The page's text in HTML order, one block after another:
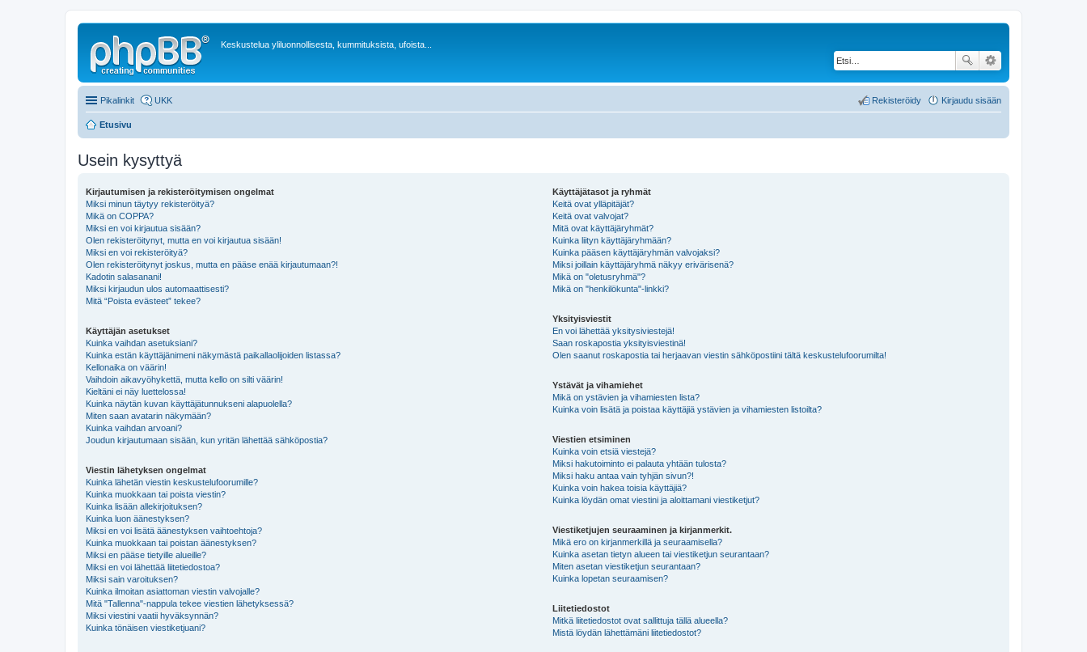
Keskustelua yliluonnollisesta, kummituksista, ufoista...
Pikalinkit UKK Kirjaudu sisään
Rekisteröidy
Etusivu
Usein kysyttyä
Kirjautumisen ja rekisteröitymisen ongelmat
Miksi minun täytyy rekisteröityä?
Mikä on COPPA?
Miksi en voi kirjautua sisään?
Olen rekisteröitynyt, mutta en voi kirjautua sisään!
Miksi en voi rekisteröityä?
Olen rekisteröitynyt joskus, mutta en pääse enää kirjautumaan?!
Kadotin salasanani!
Miksi kirjaudun ulos automaattisesti?
Mitä “Poista evästeet” tekee?
Käyttäjän asetukset
Kuinka vaihdan asetuksiani?
Kuinka estän käyttäjänimeni näkymästä paikallaolijoiden listassa?
Kellonaika on väärin!
Vaihdoin aikavyöhykettä, mutta kello on silti väärin!
Kieltäni ei näy luettelossa!
Kuinka näytän kuvan käyttäjätunnukseni alapuolella?
Miten saan avatarin näkymään?
Kuinka vaihdan arvoani?
Joudun kirjautumaan sisään, kun yritän lähettää sähköpostia?
Viestin lähetyksen ongelmat
Kuinka lähetän viestin keskustelufoorumille?
Kuinka muokkaan tai poista viestin?
Kuinka lisään allekirjoituksen?
Kuinka luon äänestyksen?
Miksi en voi lisätä äänestyksen vaihtoehtoja?
Kuinka muokkaan tai poistan äänestyksen?
Miksi en pääse tietyille alueille?
Miksi en voi lähettää liitetiedostoa?
Miksi sain varoituksen?
Kuinka ilmoitan asiattoman viestin valvojalle?
Mitä "Tallenna"-nappula tekee viestien lähetyksessä?
Miksi viestini vaatii hyväksynnän?
Kuinka tönäisen viestiketjuani?
Käyttäjätasot ja ryhmät
Keitä ovat ylläpitäjät?
Keitä ovat valvojat?
Mitä ovat käyttäjäryhmät?
Kuinka liityn käyttäjäryhmään?
Kuinka pääsen käyttäjäryhmän valvojaksi?
Miksi joillain käyttäjäryhmä näkyy erivärisenä?
Mikä on "oletusryhmä"?
Mikä on "henkilökunta"-linkki?
Yksityisviestit
En voi lähettää yksitysiviestejä!
Saan roskapostia yksityisviestinä!
Olen saanut roskapostia tai herjaavan viestin sähköpostiini tältä keskustelufoorumilta!
Ystävät ja vihamiehet
Mikä on ystävien ja vihamiesten lista?
Kuinka voin lisätä ja poistaa käyttäjiä ystävien ja vihamiesten listoilta?
Viestien etsiminen
Kuinka voin etsiä viestejä?
Miksi hakutoiminto ei palauta yhtään tulosta?
Miksi haku antaa vain tyhjän sivun?!
Kuinka voin hakea toisia käyttäjiä?
Kuinka löydän omat viestini ja aloittamani viestiketjut?
Viestiketjujen seuraaminen ja kirjanmerkit.
Mikä ero on kirjanmerkillä ja seuraamisella?
Kuinka asetan tietyn alueen tai viestiketjun seurantaan?
Miten asetan viestiketjun seurantaan?
Kuinka lopetan seuraamisen?
Liitetiedostot
Mitkä liitetiedostot ovat sallittuja tällä alueella?
Mistä löydän lähettämäni liitetiedostot?